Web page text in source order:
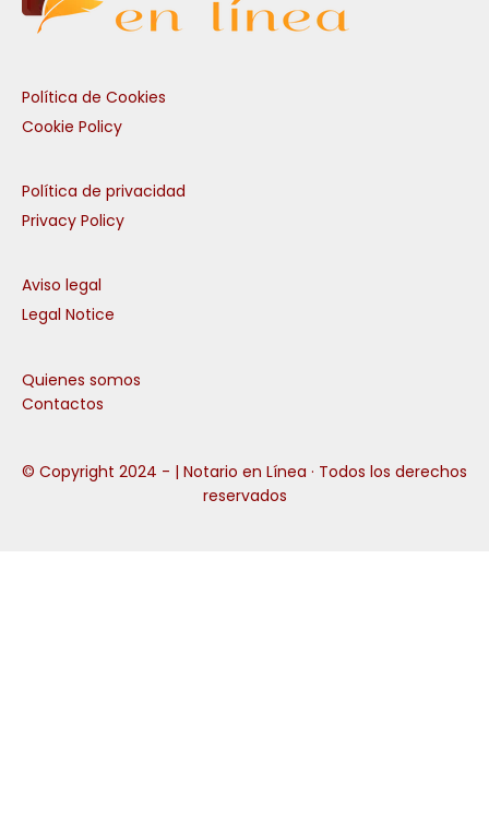
Política de Cookies
Cookie Policy
Política de privacidad
Privacy Policy
Aviso legal
Legal Notice
Quienes somos
Contactos
© Copyright 2024 - | Notario en Línea · Todos los derechos
reservados